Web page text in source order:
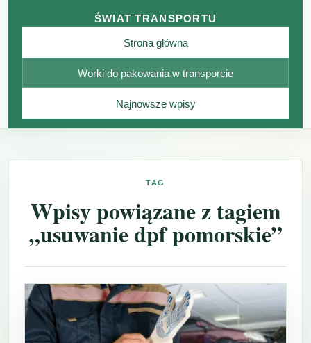
ŚWIAT TRANSPORTU
Strona główna
Worki do pakowania w transporcie
Najnowsze wpisy
TAG
Wpisy powiązane z tagiem
„usuwanie dpf pomorskie”